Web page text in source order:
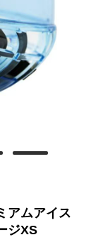
アムアイス
ジXS